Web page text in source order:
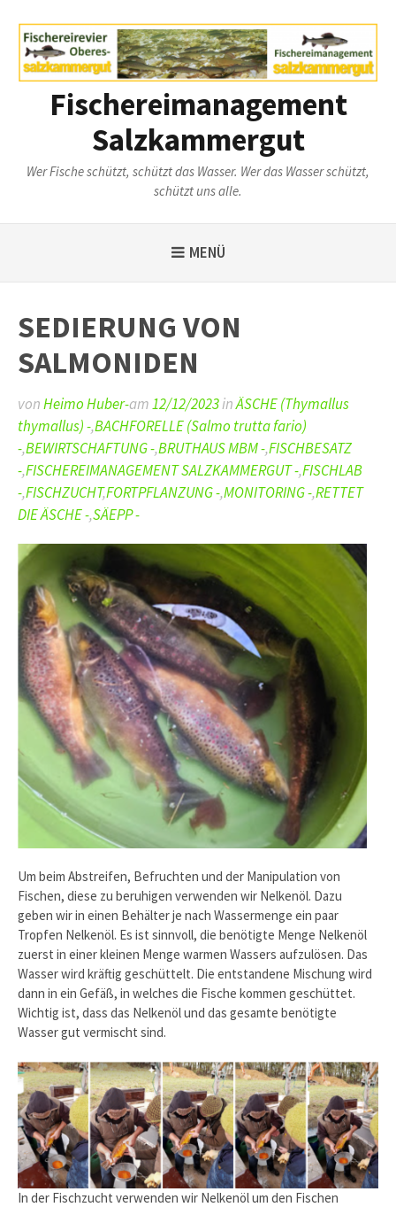
zum
Inhalt
Fischereimanagement
Salzkammergut
Wer Fische schützt, schützt das Wasser. Wer das Wasser schützt,
schützt uns alle.
MENÜ
SEDIERUNG VON
SALMONIDEN
vonHeimo Huber-am12/12/2023inÄSCHE (Thymallus
thymallus) -,BACHFORELLE (Salmo trutta fario)
-,BEWIRTSCHAFTUNG -,BRUTHAUS MBM -,FISCHBESATZ
-,FISCHEREIMANAGEMENT SALZKAMMERGUT -,FISCHLAB
-,FISCHZUCHT,FORTPFLANZUNG -,MONITORING -,RETTET
DIE ÄSCHE -,SÄEPP -
Um beim Abstreifen, Befruchten und der Manipulation von
Fischen, diese zu beruhigen verwenden wir Nelkenöl. Dazu
geben wir in einen Behälter je nach Wassermenge ein paar
Tropfen Nelkenöl. Es ist sinnvoll, die benötigte Menge Nelkenöl
zuerst in einer kleinen Menge warmen Wassers aufzulösen. Das
Wasser wird kräftig geschüttelt. Die entstandene Mischung wird
dann in ein Gefäß, in welches die Fische kommen geschüttet.
Wichtig ist, dass das Nelkenöl und das gesamte benötigte
Wasser gut vermischt sind.
In der Fischzucht verwenden wir Nelkenöl um den Fischen